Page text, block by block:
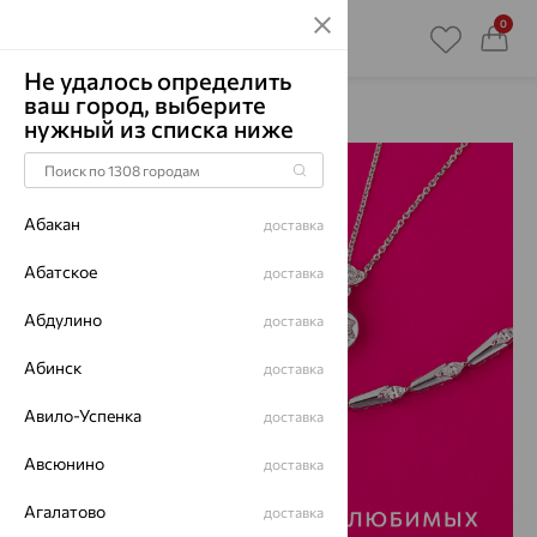
0
Главная Акции
Не удалось определить
ваш город, выберите
нужный из списка ниже
Абакан доставка
Абатское доставка
Абдулино доставка
Абинск доставка
Авило-Успенка доставка
Авсюнино доставка
Агалатово доставка